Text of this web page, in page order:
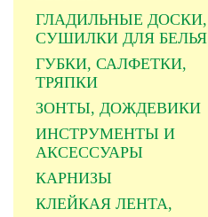
ГЛАДИЛЬНЫЕ ДОСКИ,
СУШИЛКИ ДЛЯ БЕЛЬЯ
ГУБКИ, САЛФЕТКИ,
ТРЯПКИ
ЗОНТЫ, ДОЖДЕВИКИ
ИНСТРУМЕНТЫ И
АКСЕССУАРЫ
КАРНИЗЫ
КЛЕЙКАЯ ЛЕНТА,